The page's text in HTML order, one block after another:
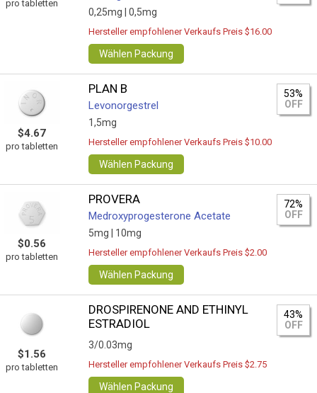
pro tabletten
0,25mg | 0,5mg
Hersteller empfohlener Verkaufs Preis $16.00
Wählen Packung
$4.67
pro tabletten
PLAN B
Levonorgestrel
1,5mg
53%
OFF
Hersteller empfohlener Verkaufs Preis $10.00
Wählen Packung
$0.56
pro tabletten
PROVERA
Medroxyprogesterone Acetate
5mg | 10mg
72%
OFF
Hersteller empfohlener Verkaufs Preis $2.00
Wählen Packung
$1.56
pro tabletten
DROSPIRENONE AND ETHINYL
ESTRADIOL
3/0.03mg
43%
OFF
Hersteller empfohlener Verkaufs Preis $2.75
Wählen Packung